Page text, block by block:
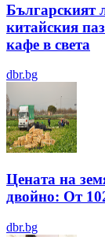
Българският
китайския
кафе в света
dbr.bg
Цената на
двойно: От
dbr.bg